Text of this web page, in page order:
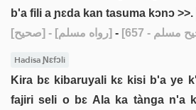
b'a fili a ɲɛda kan tasuma kɔnɔ >>.
[صحيح]
- [رواه مسلم] -
Hadisa Ɲɛfɔli
Kira bɛ kibaruyali kɛ kisi b'a ye
fajiri seli o bɛ Ala ka tànga n'a